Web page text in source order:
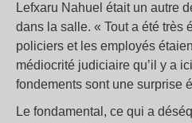
Lefxaru Nahuel était un autre
dans la salle. « Tout a été très
policiers et les employés
médiocrité judiciaire qu’il y a
fondements sont une surprise
Le fondamental, ce qui a